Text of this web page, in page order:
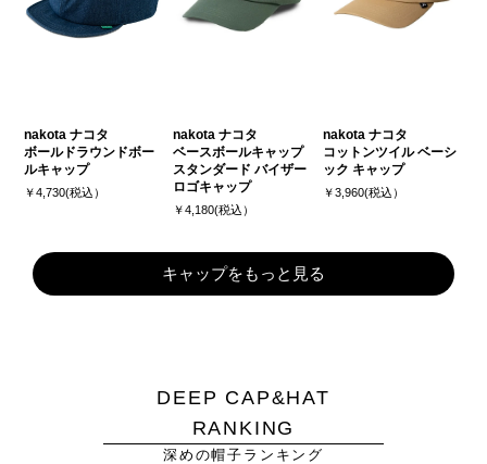
nakota ナコタ
ボールドラウンドボー
ルキャップ
￥4,730(税込）
nakota ナコタ
ベースボールキャップ
スタンダード バイザー
ロゴキャップ
￥4,180(税込）
nakota ナコタ
コットンツイル ベーシ
ック キャップ
￥3,960(税込）
キャップをもっと見る
DEEP CAP&HAT
RANKING
深めの帽子ランキング